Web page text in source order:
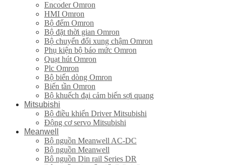
Encoder Omron
HMI Omron
Bộ đếm Omron
Bộ đặt thời gian Omron
Bộ chuyển đổi xung chậm Omron
Phụ kiện bộ báo mức Omron
Quạt hút Omron
Plc Omron
Bộ biến dòng Omron
Biến tần Omron
Bộ khuếch đại cảm biến sợi quang
Mitsubishi
Bộ điều khiển Driver Mitsubishi
Động cơ servo Mitsubishi
Meanwell
Bộ nguồn Meanwell AC-DC
Bộ nguồn Meanwell
Bô nguồn Din rail Series DR